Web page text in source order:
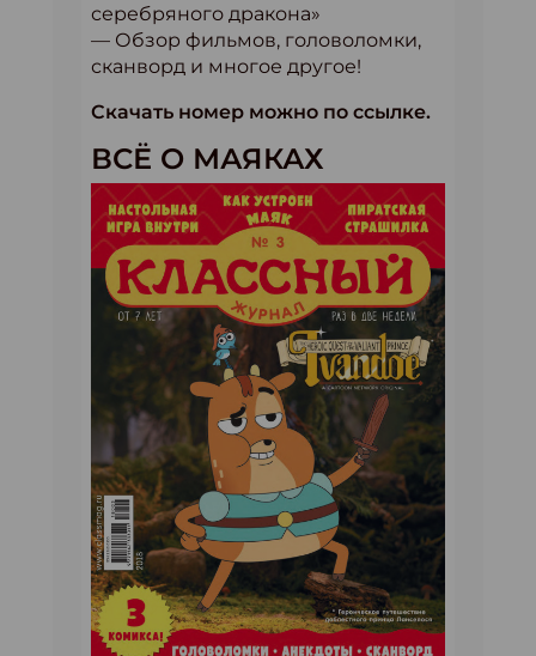
серебряного дракона»
— Обзор фильмов, головоломки,
сканворд и многое другое!
Скачать номер можно по ссылке.
ВСЁ О МАЯКАХ